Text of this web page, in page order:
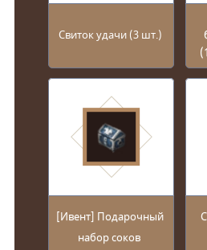
Свиток удачи (3 шт.)
[Ивент] Подарочный
набор соков